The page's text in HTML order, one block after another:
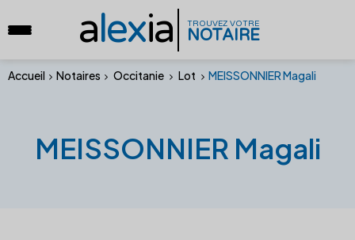
alexia TROUVEZ VOTRE
NOTAIRE
Accueil Notaires Occitanie Lot MEISSONNIER Magali
MEISSONNIER Magali